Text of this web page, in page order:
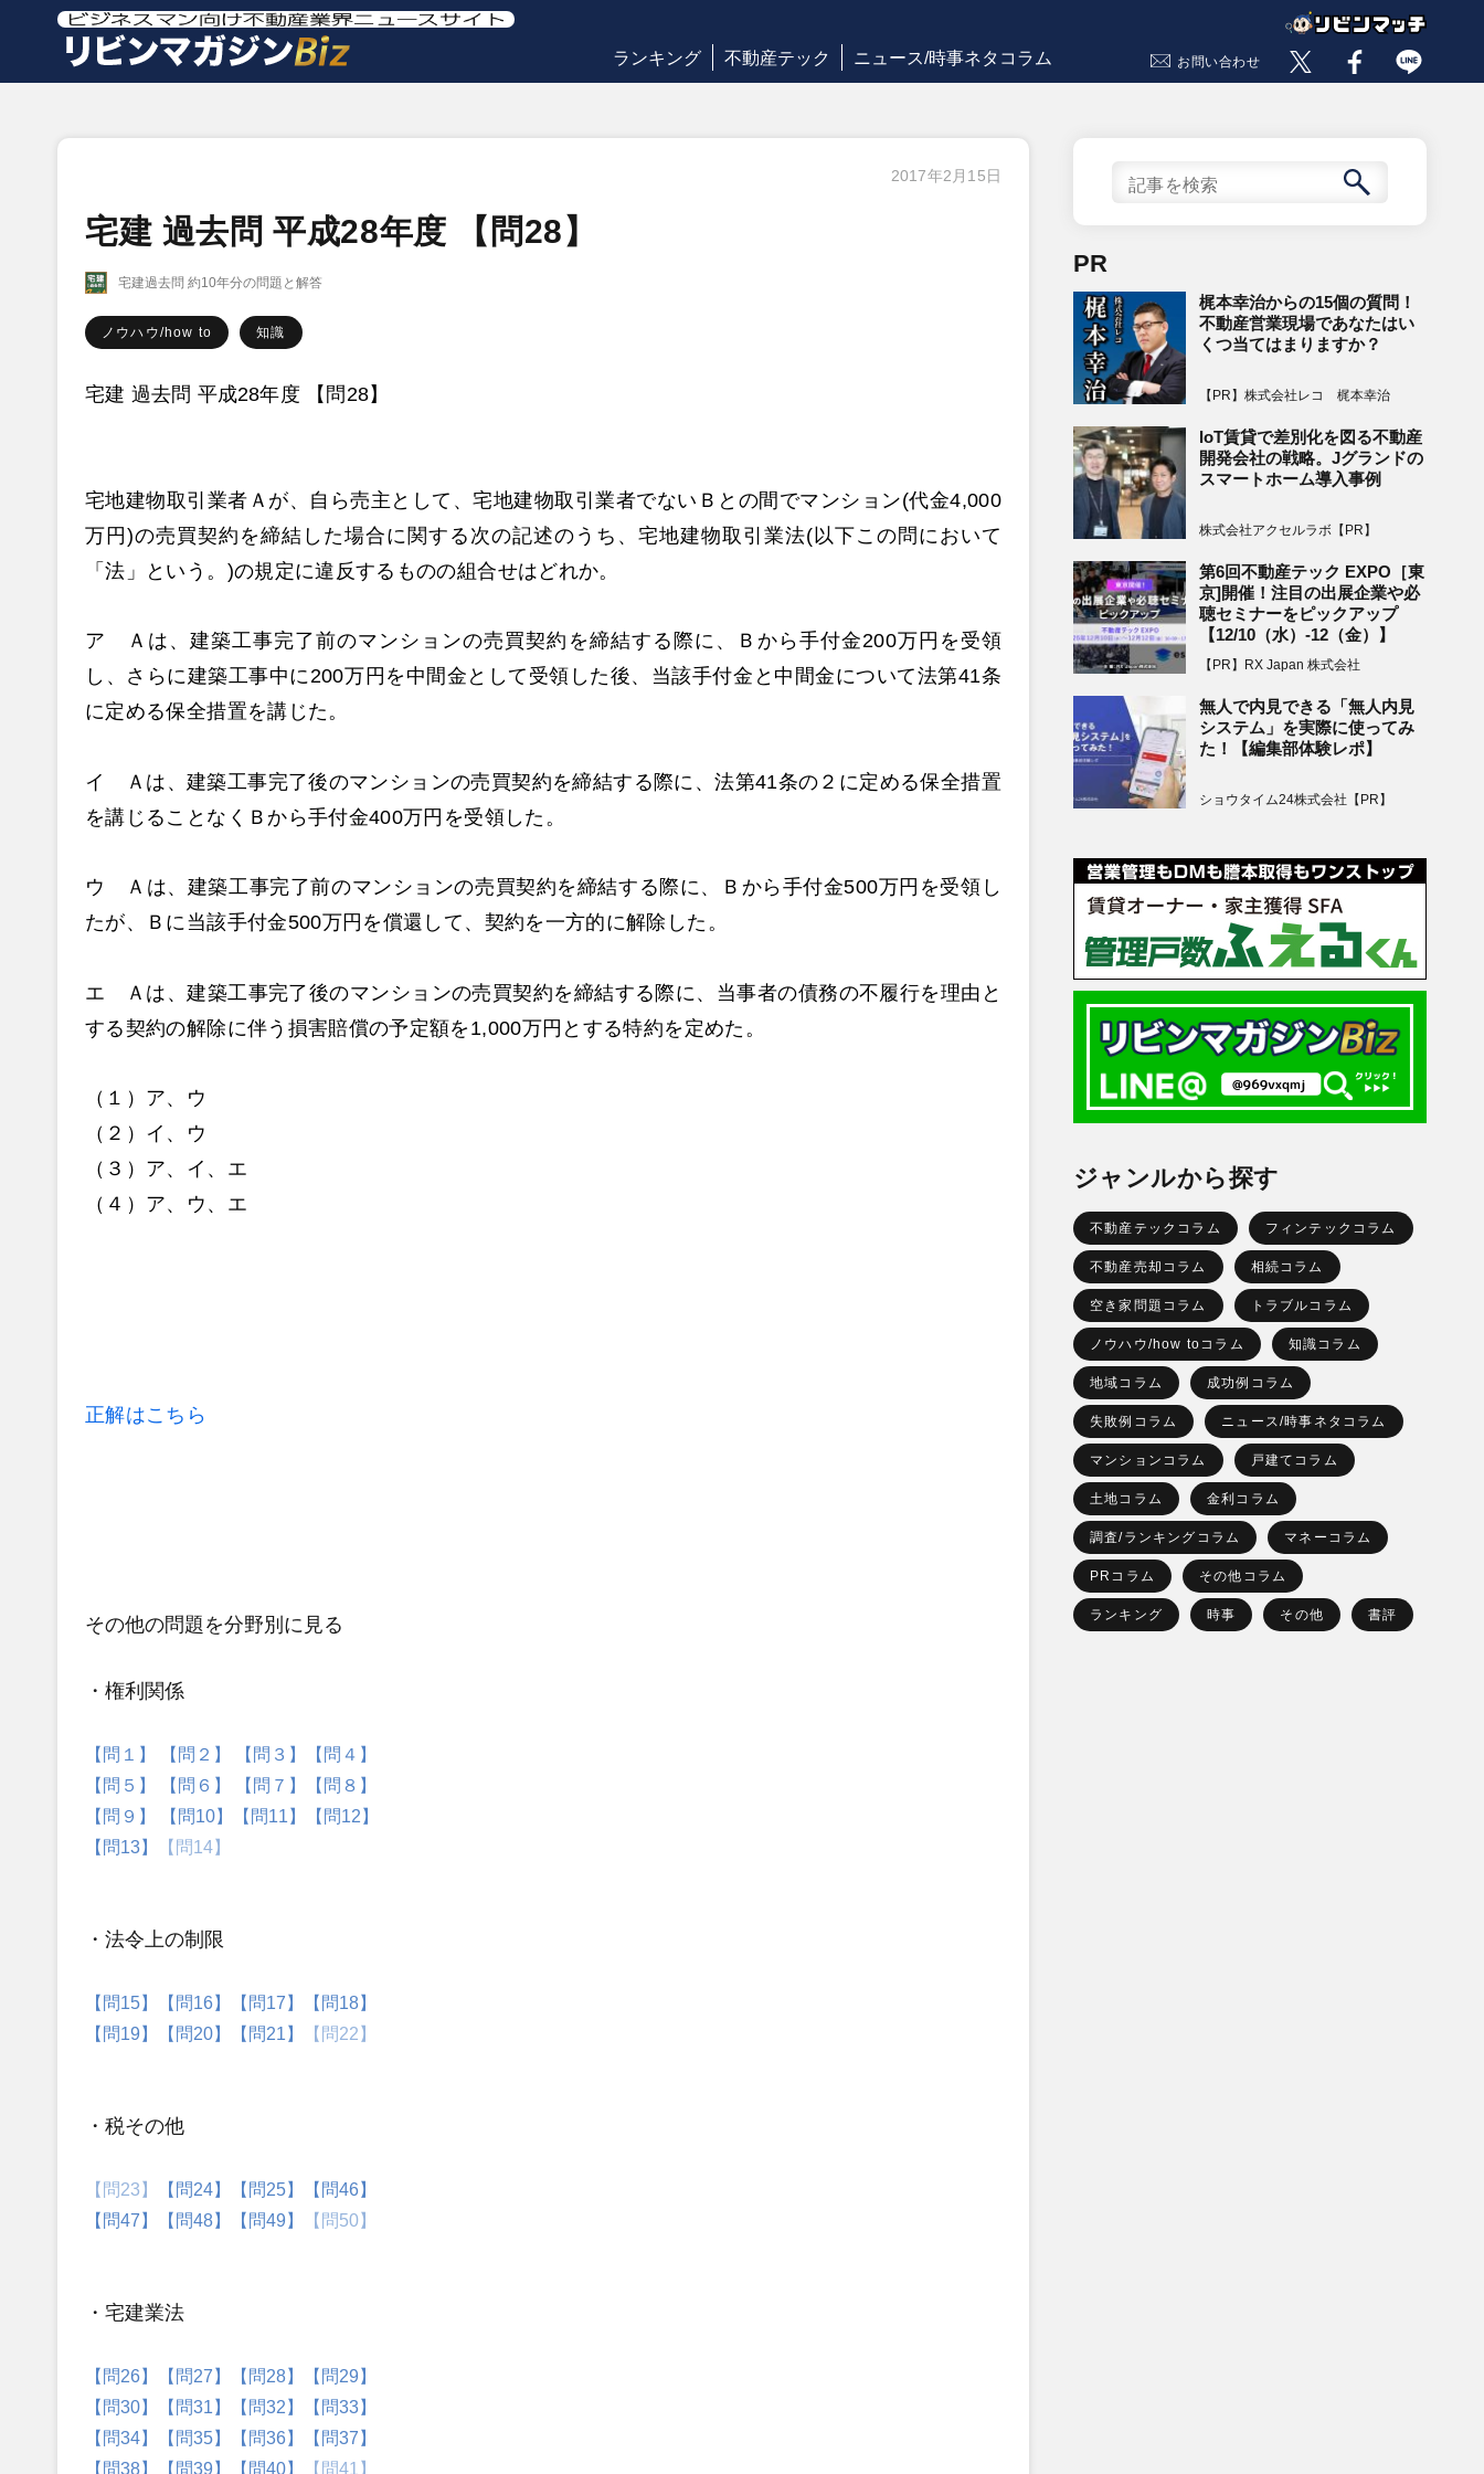
ランキング 不動産テック ニュース/時事ネタコラム お問い合わせ
2017年2月15日
宅建 過去問 平成28年度 【問28】
宅建過去問 約10年分の問題と解答
ノウハウ/how to 知識
宅建 過去問 平成28年度 【問28】
宅地建物取引業者Ａが、自ら売主として、宅地建物取引業者でないＢとの間でマンション(代金4,000
万円)の売買契約を締結した場合に関する次の記述のうち、宅地建物取引業法(以下この問において
「法」という。)の規定に違反するものの組合せはどれか。
ア Ａは、建築工事完了前のマンションの売買契約を締結する際に、Ｂから手付金200万円を受領
し、さらに建築工事中に200万円を中間金として受領した後、当該手付金と中間金について法第41条
に定める保全措置を講じた。
イ Ａは、建築工事完了後のマンションの売買契約を締結する際に、法第41条の２に定める保全措置
を講じることなくＢから手付金400万円を受領した。
ウ Ａは、建築工事完了前のマンションの売買契約を締結する際に、Ｂから手付金500万円を受領し
たが、Ｂに当該手付金500万円を償還して、契約を一方的に解除した。
エ Ａは、建築工事完了後のマンションの売買契約を締結する際に、当事者の債務の不履行を理由と
する契約の解除に伴う損害賠償の予定額を1,000万円とする特約を定めた。
（１）ア、ウ
（２）イ、ウ
（３）ア、イ、エ
（４）ア、ウ、エ
正解はこちら
その他の問題 を分野別に見る
・権利関係
【問１】 【問２】 【問３】
【問４】
【問５】
【問６】 【問７】
【問８】
【問９】
【問10】 【問11】
【問12】
【問13】
【問14】
・法令上の制限
【問15】 【問16】 【問17】
【問18】
【問19】
【問20】 【問21】 【問22】
・税その他
【問23】 【問24】 【問25】
【問46】
【問47】
【問48】 【問49】 【問50】
・宅建業法
【問26】 【問27】 【問28】
【問29】
【問30】
【問31】 【問32】
【問33】
【問34】
【問35】 【問36】
【問37】
【問38】
【問39】 【問40】 【問41】
PR
梶本幸治からの15個の質問！
不動産営業現場であなたはい
くつ当てはまりますか？
【PR】株式会社レコ 梶本幸治
IoT賃貸で差別化を図る不動産
開発会社の戦略。Jグランドの
スマートホーム導入事例
株式会社アクセルラボ【PR】
第6回不動産テック EXPO［東
京]開催！注目の出展企業や必
聴セミナーをピックアップ
【12/10（水）-12（金）】
【PR】RX Japan 株式会社
無人で内見できる「無人内見
システム」を実際に使ってみ
た！【編集部体験レポ】
ショウタイム24株式会社【PR】
ジャンルから探す
不動産テックコラム フィンテックコラム
不動産売却コラム 相続コラム
空き家問題コラム トラブルコラム
ノウハウ/how toコラム 知識コラム
地域コラム 成功例コラム
失敗例コラム ニュース/時事ネタコラム
マンションコラム 戸建てコラム
土地コラム 金利コラム
調査/ランキングコラム マネーコラム
PRコラム その他コラム
ランキング 時事 その他 書評